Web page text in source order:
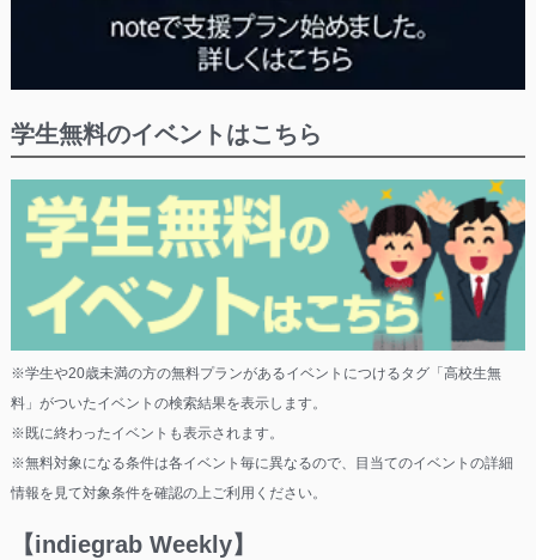
学生無料のイベントはこちら
※学生や20歳未満の方の無料プランがあるイベントにつけるタグ「高校生無
料」がついたイベントの検索結果を表示します。
※既に終わったイベントも表示されます。
※無料対象になる条件は各イベント毎に異なるので、目当てのイベントの詳細
情報を見て対象条件を確認の上ご利用ください。
【indiegrab Weekly】